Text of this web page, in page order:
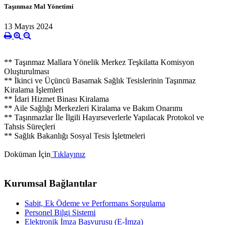
Taşınmaz Mal Yönetimi
13 Mayıs 2024
** Taşınmaz Mallara Yönelik Merkez Teşkilatta Komisyon
Oluşturulması
** İkinci ve Üçüncü Basamak Sağlık Tesislerinin Taşınmaz
Kiralama İşlemleri
** İdari Hizmet Binası Kiralama
** Aile Sağlığı Merkezleri Kiralama ve Bakım Onarımı
** Taşınmazlar İle İlgili Hayırseverlerle Yapılacak Protokol ve
Tahsis Süreçleri
** Sağlık Bakanlığı Sosyal Tesis İşletmeleri
Doküman İçin Tıklayınız
Kurumsal Bağlantılar
Sabit, Ek Ödeme ve Performans Sorgulama
Personel Bilgi Sistemi
Elektronik İmza Başvurusu (E-İmza)